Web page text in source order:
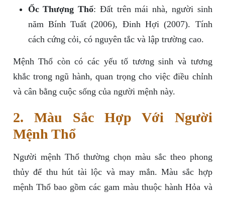
Ốc Thượng Thổ: Đất trên mái nhà, người sinh
năm Bính Tuất (2006), Đinh Hợi (2007). Tính
cách cứng cỏi, có nguyên tắc và lập trường cao.
Mệnh Thổ còn có các yếu tố tương sinh và tương
khắc trong ngũ hành, quan trọng cho việc điều chỉnh
và cân bằng cuộc sống của người mệnh này.
2. Màu Sắc Hợp Với Người
Mệnh Thổ
Người mệnh Thổ thường chọn màu sắc theo phong
thủy để thu hút tài lộc và may mắn. Màu sắc hợp
mệnh Thổ bao gồm các gam màu thuộc hành Hỏa và